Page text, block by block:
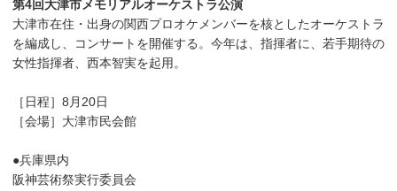
第4回大津市メモリアルオーケストラ公演
大津市在住・出身の関西プロオケメンバーを核としたオーケストラ
を編成し、コンサートを開催する。今年は、指揮者に、若手期待の
女性指揮者、西本智実を起用。
［日程］8月20日
［会場］大津市民会館
●兵庫県内
阪神芸術祭実行委員会